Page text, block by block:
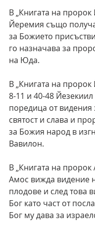
В „Книгата на
Йеремия също
за Божието
го назначава за
на Юда.
В „Книгата на пророк
8-11 и 40-48
поредица от видения
святост и слава и
за Божия народ в
Вавилон.
В „Книгата на пророк
Амос вижда видение
плодове и след това
Бог като част от
Бог му дава за